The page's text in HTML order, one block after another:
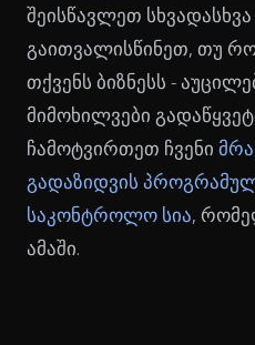
შეისწავლეთ
გაითვალისწინეთ, თუ
თქვენს ბიზნესს -
მიმოხილვები
ჩამოტვირთეთ ჩვენი
გადაზიდვის
საკონტროლო სია,
ამაში.